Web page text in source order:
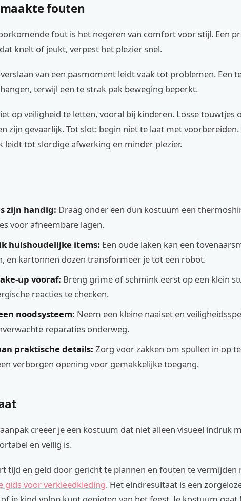
fouten
fout is het negeren van comfort voor stijl. Een
knelt of jeukt, verpest het plezier snel.
van een pasmoment leidt vaak tot problemen. Een
terwijl een te strak pak beweging beperkt.
op veiligheid te letten, vooral bij kinderen. Losse touwtjes
zijn gevaarlijk. Tot slot: begin niet te laat met
leidt tot slordige afwerking en minder plezier.
zijn handig: Draag onder een dun kostuum een
voor afneembare lagen.
huishoudelijke items: Een oude laken kan een
en kartonnen dozen transformeer je tot een robot.
up vooraf: Breng grime of schmink eerst op een klein
reacties te checken.
noodsysteem: Neem een kleine naaiset en
reparaties onderweg.
praktische details: Zorg voor zakken om spullen in op
verborgen opening voor gemakkelijke toegang.
creëer je een kostuum dat niet alleen visueel indruk
en veilig is.
tijd en geld door gericht te plannen en fouten te vermijden
gids voor verkleedkleding. Het eindresultaat is een